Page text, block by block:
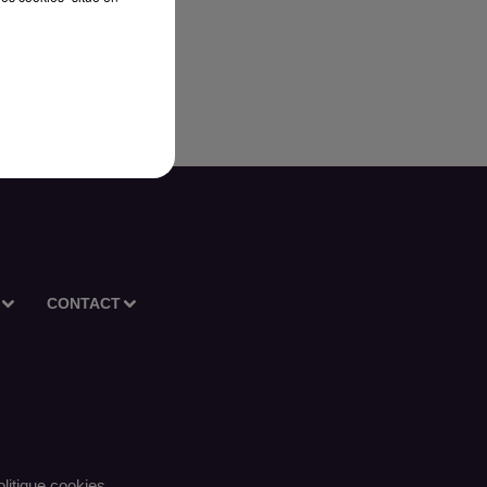
CONTACT